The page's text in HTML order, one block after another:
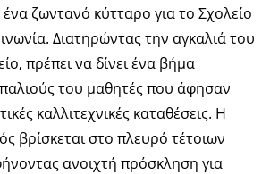
ζωντανό κύτταρο για το Σχολείο
Διατηρώντας την αγκαλιά του
πρέπει να δίνει ένα βήμα
του μαθητές που άφησαν
καλλιτεχνικές καταθέσεις. Η
βρίσκεται στο πλευρό τέτοιων
ανοιχτή πρόσκληση για